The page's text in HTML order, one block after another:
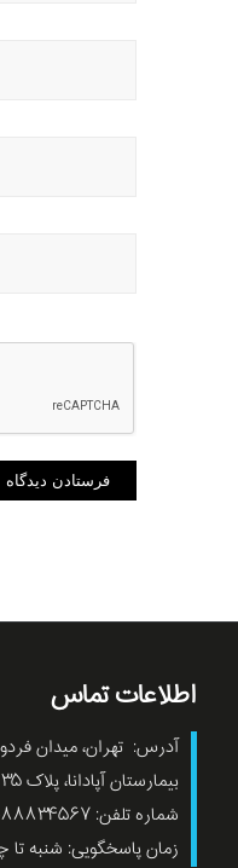
اطلاعات تماس
آدرس: تهران، میدان
بیمارستان آپادانا، پلاک ۱۳۵، طبقه ۲، واحد ۴
شماره تلفن: ۸۸۸۳۴۵۶۷-۰۲۱
زمان پاسخگویی: شنبه تا